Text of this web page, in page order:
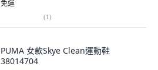
免運
(1)
PUMA 女款Skye Clean運動鞋
38014704